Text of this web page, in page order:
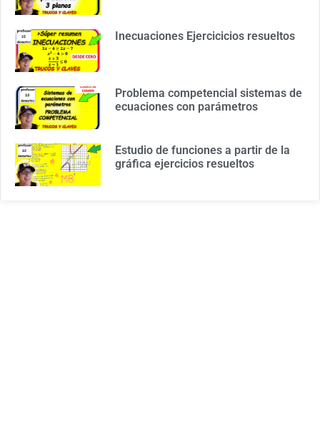
Inecuaciones Ejercicicios resueltos
Problema competencial sistemas de
ecuaciones con parámetros
Estudio de funciones a partir de la
gráfica ejercicios resueltos